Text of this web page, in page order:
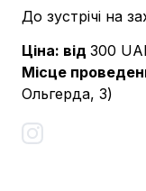
До зустрічі на
Ціна: від 300
Місце
Ольгерда, 3)